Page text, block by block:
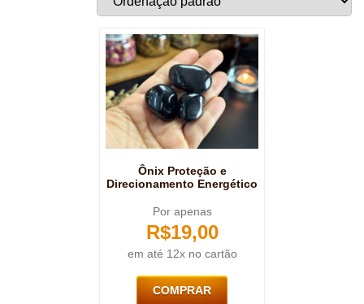
Ônix Proteção e
Direcionamento Energético
Por apenas
R$19,00
em até 12x no cartão
COMPRAR